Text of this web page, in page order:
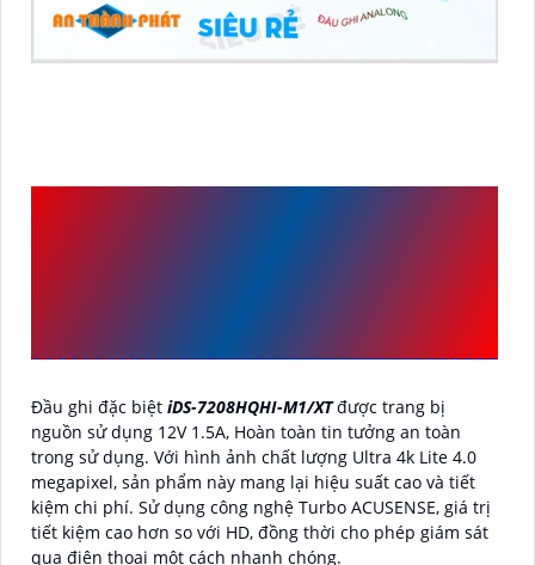
Đầu ghi đặc biệt iDS-7208HQHI-M1/XTđược trang bị
nguồn sử dụng 12V 1.5A, Hoàn toàn tin tưởng an toàn
trong sử dụng. Với hình ảnh chất lượng Ultra 4k Lite 4.0
megapixel, sản phẩm này mang lại hiệu suất cao và tiết
kiệm chi phí. Sử dụng công nghệ Turbo ACUSENSE, giá trị
tiết kiệm cao hơn so với HD, đồng thời cho phép giám sát
qua điện thoại một cách nhanh chóng.